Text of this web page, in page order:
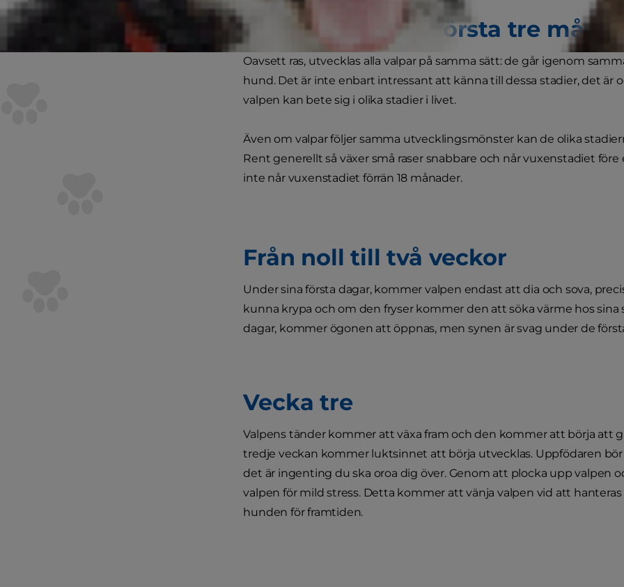
Din nya valp: De första tre
Oavsett ras, utvecklas alla valpar på samma sätt: de går igenom
hund. Det är inte enbart intressant att känna till dessa stadier, det är
valpen kan bete sig i olika stadier i livet.
Även om valpar följer samma utvecklingsmönster kan de olika
Rent generellt så växer små raser snabbare och når vuxenstadiet
inte når vuxenstadiet förrän 18 månader.
Från noll till två veckor
Under sina första dagar, kommer valpen endast att dia och sova,
kunna krypa och om den fryser kommer den att söka värme hos sina
dagar, kommer ögonen att öppnas, men synen är svag under de
Vecka tre
Valpens tänder kommer att växa fram och den kommer att börja att
tredje veckan kommer luktsinnet att börja utvecklas. Uppfödaren
det är ingenting du ska oroa dig över. Genom att plocka upp valpen
valpen för mild stress. Detta kommer att vänja valpen vid att
hunden för framtiden.